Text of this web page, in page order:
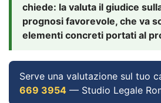
chiede: la valuta il giudice
prognosi favorevole, che va
elementi concreti portati al
Serve una valutazione sul tuo
669 3954 — Studio Legale